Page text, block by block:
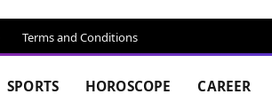
Terms and Conditions
SPORTS HOROSCOPE CAREER